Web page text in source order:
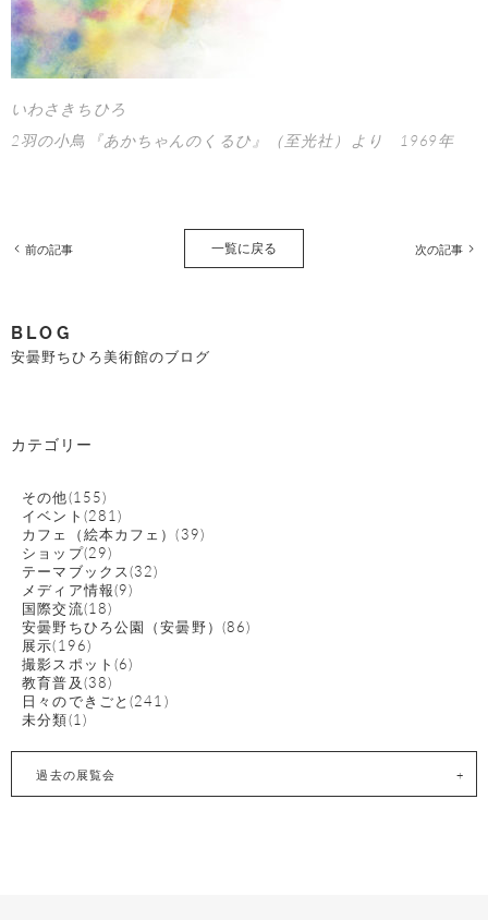
いわさきちひろ
2羽の小鳥『あかちゃんのくるひ』（至光社）より 1969年
前の記事 一覧に戻る 次の記事
BLOG
安曇野ちひろ美術館のブログ
カテゴリー
その他(155)
イベント(281)
カフェ（絵本カフェ）(39)
ショップ(29)
テーマブックス(32)
メディア情報(9)
国際交流(18)
安曇野ちひろ公園（安曇野）(86)
展示(196)
撮影スポット(6)
教育普及(38)
日々のできごと(241)
未分類(1)
過去の展覧会